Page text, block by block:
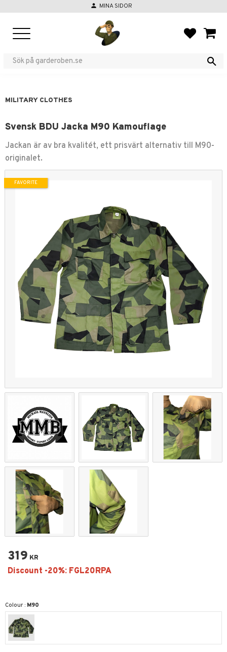
person MINA SIDOR
MILITARY CLOTHES
Svensk BDU Jacka M90 Kamouflage
Jackan är av bra kvalitét, ett prisvärt alternativ till M90-
originalet.
FAVORITE
319 KR
Colour : M90